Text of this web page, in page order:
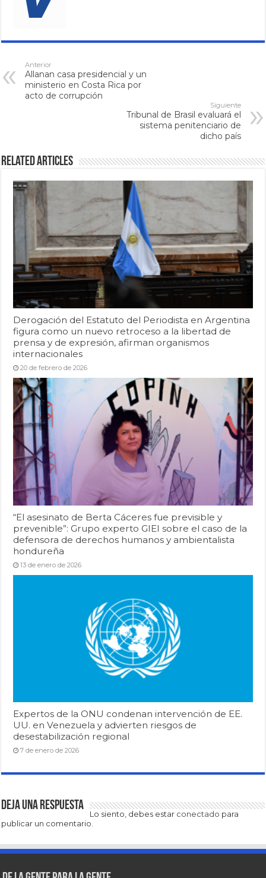
Anterior
Allanan casa presidencial y un
ministerio en Costa Rica por
acto de corrupción
Siguiente
Tribunal de Brasil evaluará el
sistema penitenciario de
dicho país
Related Articles
Derogación del Estatuto del Periodista en Argentina
figura como un nuevo retroceso a la libertad de
prensa y de expresión, afirman organismos
internacionales
20 de febrero de 2026
“El asesinato de Berta Cáceres fue previsible y
prevenible”: Grupo experto GIEI sobre el caso de la
defensora de derechos humanos y ambientalista
hondureña
13 de enero de 2026
Expertos de la ONU condenan intervención de EE.
UU. en Venezuela y advierten riesgos de
desestabilización regional
7 de enero de 2026
Deja una respuesta
Lo siento, debes estar conectado para
publicar un comentario.